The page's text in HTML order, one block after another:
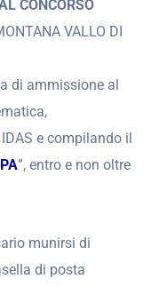
CONCORSO
VALLO DI
di ammissione al
e compilando il
”, entro e non oltre
munirsi di
di posta